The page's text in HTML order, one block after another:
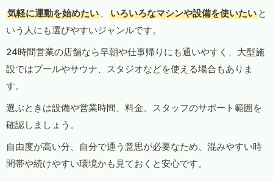
気軽に運動を始めたい 、 いろいろなマシンや設備を使いたい と
いう人にも選びやすいジャンルです。
24時間営業の店舗なら早朝や仕事帰りにも通いやすく、大型施
設ではプールやサウナ、スタジオなどを使える場合もありま
す。
選ぶときは設備や営業時間、料金、スタッフのサポート範囲を
確認しましょう。
自由度が高い分、自分で通う意思が必要なため、混みやすい時
間帯や続けやすい環境かも見ておくと安心です。